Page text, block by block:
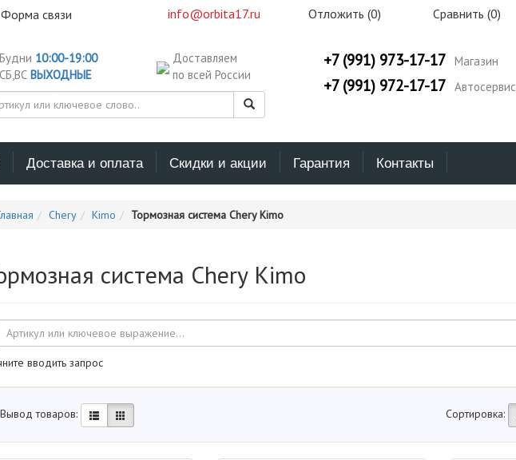
Форма связи info@orbita17.ru Отложить (0) Сравнить (0)
Будни 10:00-19:00
СБ,ВС ВЫХОДНЫЕ
Доставляем
по всей России
+7 (991) 973-17-17 Магазин
+7 (991) 972-17-17 Автосервис
Доставка и оплата Скидки и акции Гарантия Контакты
Chery Kimo Тормозная система Chery Kimo
система Chery Kimo
вводить запрос
Вывод товаров: Сортировка: